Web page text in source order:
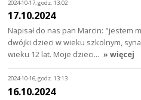
2024-10-17, godz. 13:02
17.10.2024
Napisał do nas pan Marcin: "jestem
dwójki dzieci w wieku szkolnym,
wieku 12 lat. Moje dzieci… » więcej
2024-10-16, godz. 13:13
16.10.2024